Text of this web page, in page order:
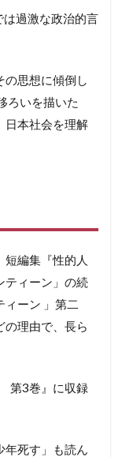
は過激な政治的言
の思想に傾倒し
ろいを描いた
日本社会を理解
編集『性的人
ティーン」の続
ーン 」第二
の理由で、長ら
第3巻』に収録
年死す」も読ん